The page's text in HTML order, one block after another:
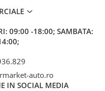
09:00 -18:00; SAMBATA:
auto.ro
IN SOCIAL MEDIA